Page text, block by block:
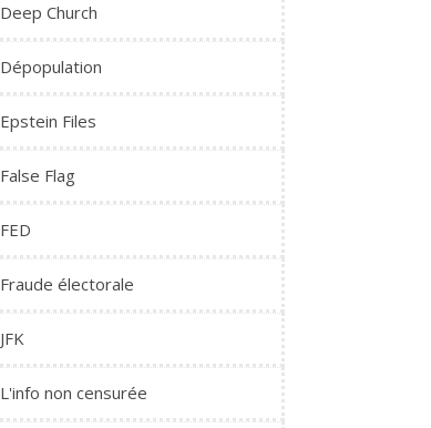
Deep Church
Dépopulation
Epstein Files
False Flag
FED
Fraude électorale
JFK
L'info non censurée